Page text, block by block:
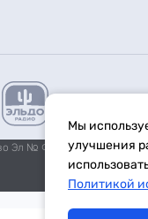
Эл № ФС77-59972 от
Мы
улучшения
Политикой